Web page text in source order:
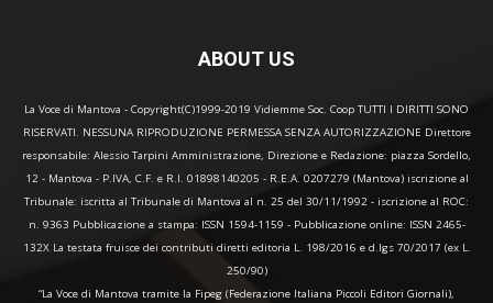
ABOUT US
La Voce di Mantova - Copyright(C)1999-2019 Vidiemme Soc. Coop TUTTI I DIRITTI SONO
RISERVATI. NESSUNA RIPRODUZIONE PERMESSA SENZA AUTORIZZAZIONE Direttore
responsabile: Alessio Tarpini Amministrazione, Direzione e Redazione: piazza Sordello,
12 - Mantova - P.IVA, C.F. e R.I. 01898140205 - R.E.A. 0207279 (Mantova) iscrizione al
Tribunale: iscritta al Tribunale di Mantova al n. 25 del 30/11/1992 - iscrizione al ROC:
n. 9363 Pubblicazione a stampa: ISSN 1594-1159 - Pubblicazione online: ISSN 2465-
132X La testata fruisce dei contributi diretti editoria L. 198/2016 e d.lgs 70/2017 (ex L.
250/90)
“La Voce di Mantova tramite la Fipeg (Federazione Italiana Piccoli Editori Giornali),